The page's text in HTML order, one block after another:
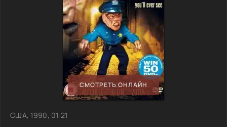
СМОТРЕТЬ ОНЛАЙН
США, 1990, 01:21